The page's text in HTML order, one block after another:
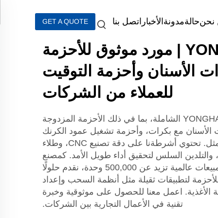
نحنحالةمدونة الأخبار اتصل بنا GET A QUOTE
YONGHANG | مورد موثوق للأحزمة
الأسنان وأحزمة التوقيت
للعملاء من الشركات
اكتشف نطاق أحزمة YONGHANG الشاملة، بما في ذلك الأحزمة المزدوجة
الأسنان مع بكرات، وأحزمة تشغيل عمود الكرنك
المصممة لنقل الطاقة الأمثل. تحتوي أشرطةنا على دقة تصنيع CNC، وطلاء
والتلدين السلس لتحقيق أداء طويل الأمد. كمصنع
معتمد حسب معيار ISO وبمبيعات عالمية تزيد عن 500,000 وحدة، نقدم حلولًا
لتطبيقات ثقيلة مثل أنظمة السحب وإعداد
اعمل معنا للحصول على موثوقية وخبرة
تقنية في الأعمال التجارية بين الشركات.